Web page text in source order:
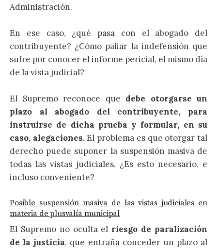
Administración.
En ese caso, ¿qué pasa con el abogado del
contribuyente? ¿Cómo paliar la indefensión que
sufre por conocer el informe pericial, el mismo día
de la vista judicial?
El Supremo reconoce que debe otorgarse un
plazo al abogado del contribuyente, para
instruirse de dicha prueba y formular, en su
caso, alegaciones. El problema es que otorgar tal
derecho puede suponer la suspensión masiva de
todas las vistas judiciales. ¿Es esto necesario, e
incluso conveniente?
Posible suspensión masiva de las vistas judiciales en
materia de plusvalía municipal
El Supremo no oculta el riesgo de paralización
de la justicia, que entraña conceder un plazo al